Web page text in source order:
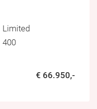
Limited
400
€ 66.950,-